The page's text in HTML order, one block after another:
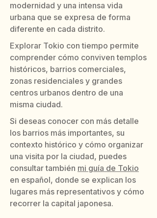
modernidad y una intensa vida
urbana que se expresa de forma
diferente en cada distrito.
Explorar Tokio con tiempo permite
comprender cómo conviven templos
históricos, barrios comerciales,
zonas residenciales y grandes
centros urbanos dentro de una
misma ciudad.
Si deseas conocer con más detalle
los barrios más importantes, su
contexto histórico y cómo organizar
una visita por la ciudad, puedes
consultar también mi guía de Tokio
en español, donde se explican los
lugares más representativos y cómo
recorrer la capital japonesa.